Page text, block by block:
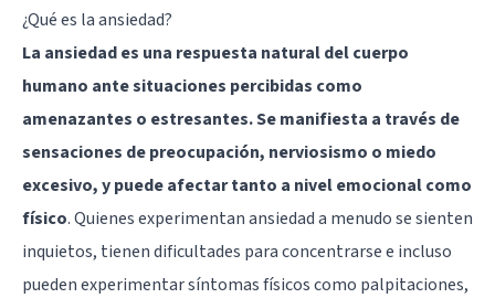
¿Qué es la ansiedad?
La ansiedad es una respuesta natural del cuerpo
humano ante situaciones percibidas como
amenazantes o estresantes. Se manifiesta a través de
sensaciones de preocupación, nerviosismo o miedo
excesivo, y puede afectar tanto a nivel emocional como
físico. Quienes experimentan ansiedad a menudo se sienten
inquietos, tienen dificultades para concentrarse e incluso
pueden experimentar síntomas físicos como palpitaciones,